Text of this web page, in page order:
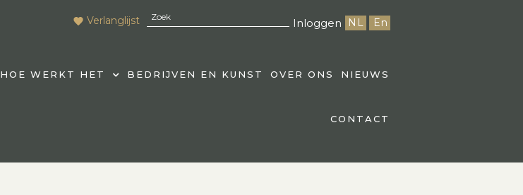
Verlanglijst Inloggen NL En
HOE WERKT HET BEDRIJVEN EN KUNST OVER ONS NIEUWS
CONTACT